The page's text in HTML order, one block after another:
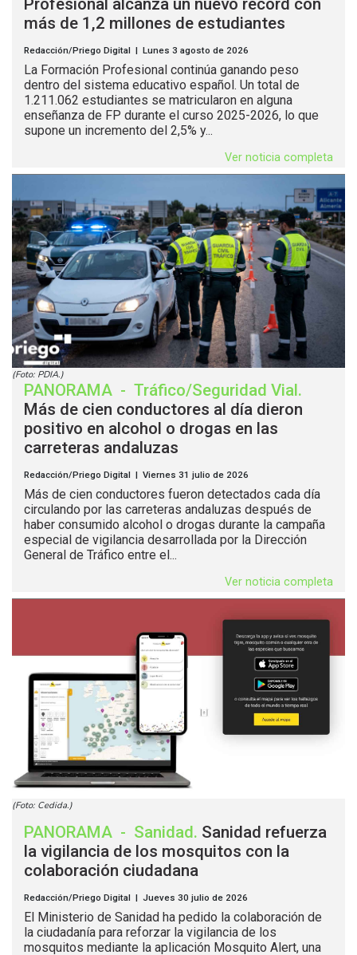
Profesional alcanza un nuevo récord con
más de 1,2 millones de estudiantes
Redacción/Priego Digital | Lunes 3 agosto de 2026
La Formación Profesional continúa ganando peso
dentro del sistema educativo español. Un total de
1.211.062 estudiantes se matricularon en alguna
enseñanza de FP durante el curso 2025-2026, lo que
supone un incremento del 2,5% y...
Ver noticia completa
(Foto: PDIA.)
PANORAMA - Tráfico/Seguridad Vial .
Más de cien conductores al día dieron
positivo en alcohol o drogas en las
carreteras andaluzas
Redacción/Priego Digital | Viernes 31 julio de 2026
Más de cien conductores fueron detectados cada día
circulando por las carreteras andaluzas después de
haber consumido alcohol o drogas durante la campaña
especial de vigilancia desarrollada por la Dirección
General de Tráfico entre el...
Ver noticia completa
(Foto: Cedida.)
PANORAMA - Sanidad. Sanidad refuerza
la vigilancia de los mosquitos con la
colaboración ciudadana
Redacción/Priego Digital | Jueves 30 julio de 2026
El Ministerio de Sanidad ha pedido la colaboración de
la ciudadanía para reforzar la vigilancia de los
mosquitos mediante la aplicación Mosquito Alert, una